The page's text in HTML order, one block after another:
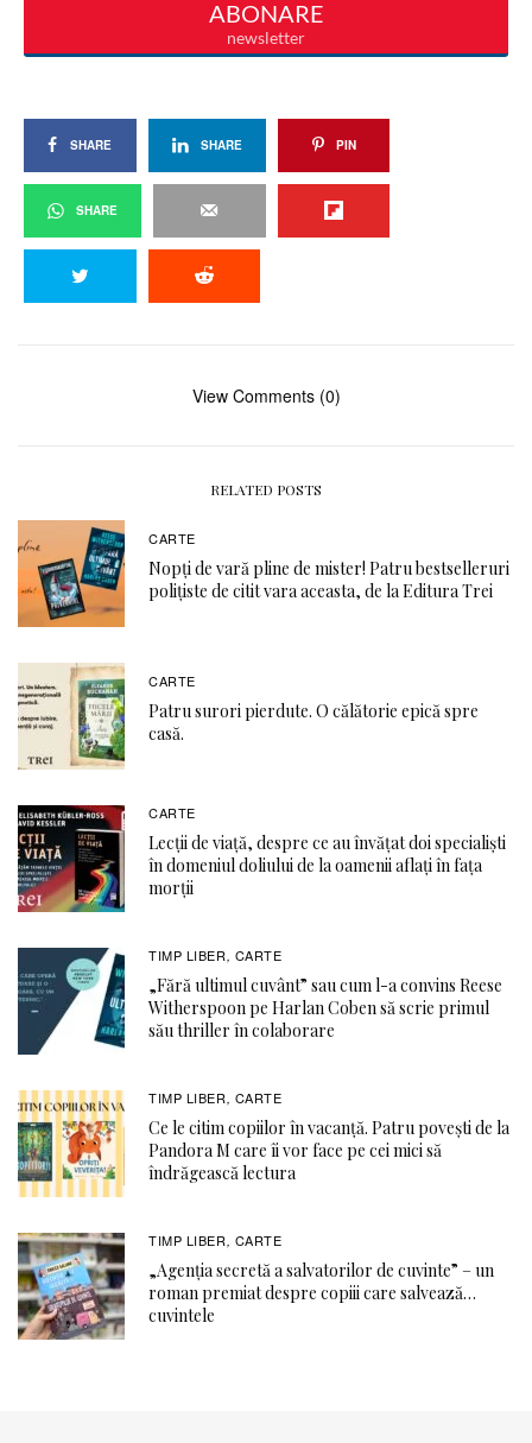
SHARE SHARE PIN
SHARE
View Comments (0)
RELATED POSTS
CARTE
Nopți de vară pline de mister! Patru bestselleruri
polițiste de citit vara aceasta, de la Editura Trei
CARTE
Patru surori pierdute. O călătorie epică spre
casă.
CARTE
Lecții de viață, despre ce au învățat doi specialiști
în domeniul doliului de la oamenii aflați în fața
morții
TIMP LIBER , CARTE
„Fără ultimul cuvânt” sau cum l-a convins Reese
Witherspoon pe Harlan Coben să scrie primul
său thriller în colaborare
TIMP LIBER , CARTE
Ce le citim copiilor în vacanță. Patru povești de la
Pandora M care îi vor face pe cei mici să
îndrăgească lectura
TIMP LIBER , CARTE
„Agenția secretă a salvatorilor de cuvinte” – un
roman premiat despre copiii care salvează…
cuvintele